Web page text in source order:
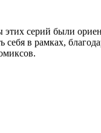
серий были
в рамках,